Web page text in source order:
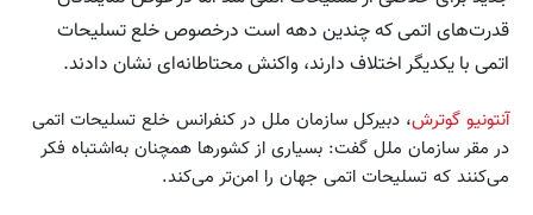
قدرت‌های اتمی که چندین دهه است درخصوص خلع تسلیحات
اتمی با یکدیگر اختلاف دارند، واکنش محتاطانه‌ای نشان دادند.
آنتونیو گوترش، دبیرکل سازمان ملل در کنفرانس خلع تسلیحات اتمی
در مقر سازمان ملل گفت: بسیاری از کشورها همچنان به‌اشتباه فکر
می‌کنند که تسلیحات اتمی جهان را امن‌تر می‌كند.